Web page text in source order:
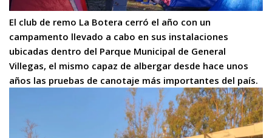
El club de remo La Botera cerró el año con un
campamento llevado a cabo en sus instalaciones
ubicadas dentro del Parque Municipal de General
Villegas, el mismo capaz de albergar desde hace unos
años las pruebas de canotaje más importantes del país.